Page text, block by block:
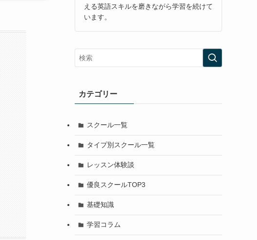
える英語スキルを磨きながら学習を続けて
います。
カテゴリー
スクール一覧
タイプ別スクール一覧
レッスン体験談
優良スクールTOP3
基礎知識
学習コラム